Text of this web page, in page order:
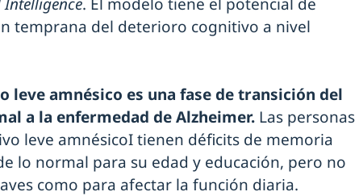
temprana del deterioro cognitivo a nivel
leve amnésico es una fase de transición del
a la enfermedad de Alzheimer. Las personas
leve amnésicoI tienen déficits de memoria
lo normal para su edad y educación, pero no
como para afectar la función diaria.